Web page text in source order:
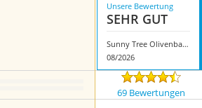
Unsere Bewertung
SEHR GUT
Sunny Tree Olivenbaum Strauchform
08/2026
69 Bewertungen